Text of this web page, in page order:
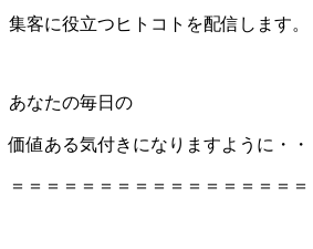
集客に役立つヒトコトを配信します。
あなたの毎日の
価値ある気付きになりますように・・
＝＝＝＝＝＝＝＝＝＝＝＝＝＝＝＝＝